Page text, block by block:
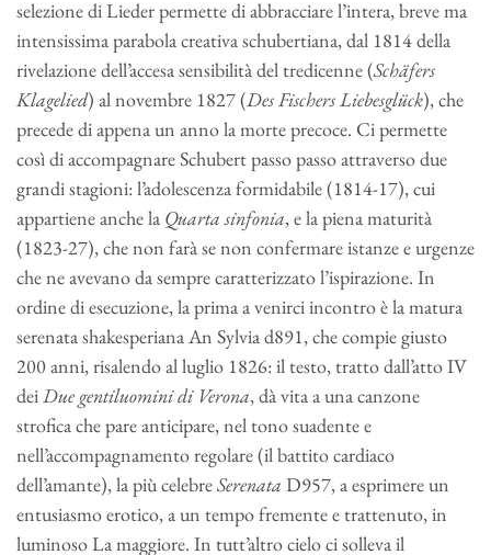
selezione di Lieder permette di abbracciare l’intera, breve ma
intensissima parabola creativa schubertiana, dal 1814 della
rivelazione dell’accesa sensibilità del tredicenne (Schäfers
Klagelied) al novembre 1827 (Des Fischers Liebesglück), che
precede di appena un anno la morte precoce. Ci permette
così di accompagnare Schubert passo passo attraverso due
grandi stagioni: l’adolescenza formidabile (1814-17), cui
appartiene anche la Quarta sinfonia, e la piena maturità
(1823-27), che non farà se non confermare istanze e urgenze
che ne avevano da sempre caratterizzato l’ispirazione. In
ordine di esecuzione, la prima a venirci incontro è la matura
serenata shakesperiana An Sylvia d891, che compie giusto
200 anni, risalendo al luglio 1826: il testo, tratto dall’atto IV
deiDue gentiluomini di Verona, dà vita a una canzone
strofica che pare anticipare, nel tono suadente e
nell’accompagnamento regolare (il battito cardiaco
dell’amante), la più celebreSerenata D957, a esprimere un
entusiasmo erotico, a un tempo fremente e trattenuto, in
luminoso La maggiore. In tutt’altro cielo ci solleva il